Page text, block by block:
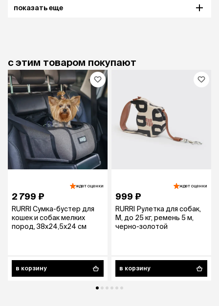
показать еще
с этим товаром покупают
ждет оценки
2 799 ₽
RURRI Сумка-бустер для
кошек и собак мелких
пород, 38х24,5х24 см
в корзину
ждет оценки
999 ₽
RURRI Рулетка для собак,
M, до 25 кг, ремень 5 м,
черно-золотой
в корзину